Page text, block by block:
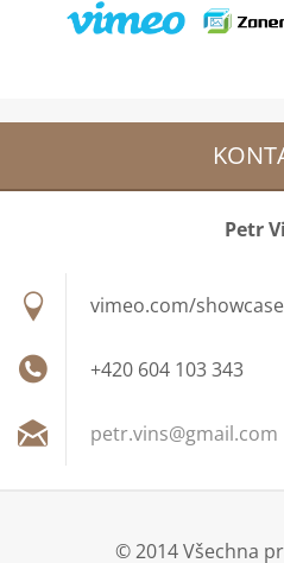
Petr
vimeo.com/
+420 604 103 343
petr.vins@gmail.com
© 2014 Všechna